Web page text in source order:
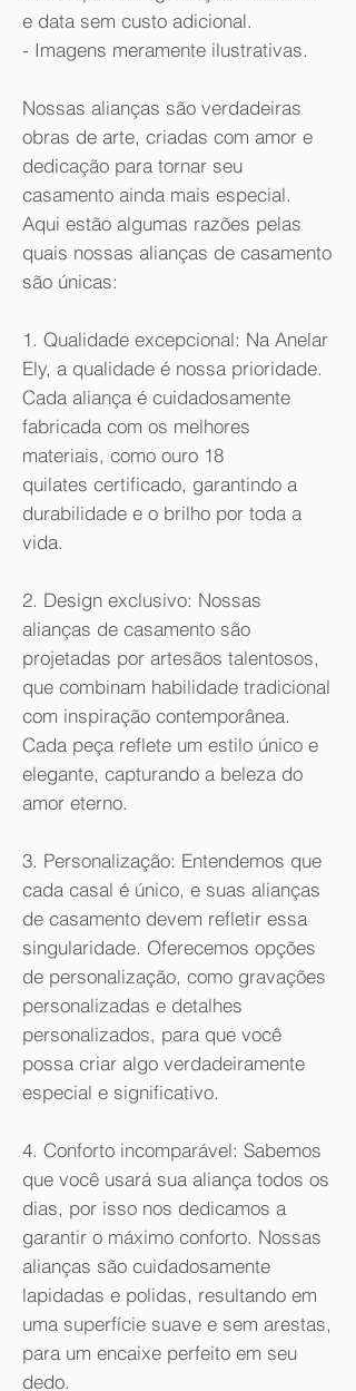
e data sem custo adicional.
- Imagens meramente ilustrativas.
Nossas alianças são verdadeiras
obras de arte, criadas com amor e
dedicação para tornar seu
casamento ainda mais especial.
Aqui estão algumas razões pelas
quais nossas alianças de casamento
são únicas:
1. Qualidade excepcional: Na Anelar
Ely, a qualidade é nossa prioridade.
Cada aliança é cuidadosamente
fabricada com os melhores
materiais, como ouro 18
quilates certificado, garantindo a
durabilidade e o brilho por toda a
vida.
2. Design exclusivo: Nossas
alianças de casamento são
projetadas por artesãos talentosos,
que combinam habilidade tradicional
com inspiração contemporânea.
Cada peça reflete um estilo único e
elegante, capturando a beleza do
amor eterno.
3. Personalização: Entendemos que
cada casal é único, e suas alianças
de casamento devem refletir essa
singularidade. Oferecemos opções
de personalização, como gravações
personalizadas e detalhes
personalizados, para que você
possa criar algo verdadeiramente
especial e significativo.
4. Conforto incomparável: Sabemos
que você usará sua aliança todos os
dias, por isso nos dedicamos a
garantir o máximo conforto. Nossas
alianças são cuidadosamente
lapidadas e polidas, resultando em
uma superfície suave e sem arestas,
para um encaixe perfeito em seu
dedo.